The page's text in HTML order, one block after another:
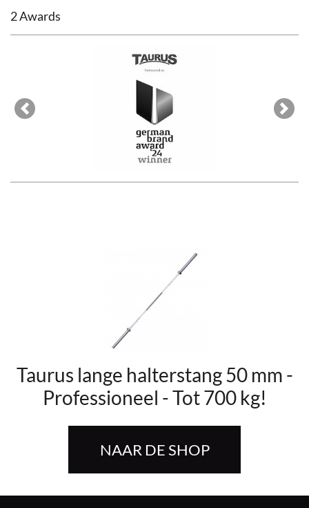
2 Awards
Previous Next
Taurus lange halterstang 50 mm -
Professioneel - Tot 700 kg!
NAAR DE SHOP